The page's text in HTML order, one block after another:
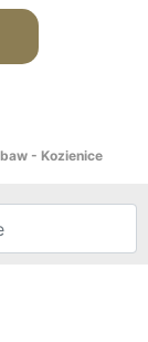
- Kozienice